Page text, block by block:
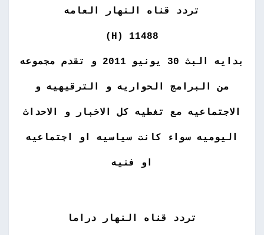
تردد قناه النهار العامه
11488 (H)
بدايه البث 30 يونيو 2011 و تقدم مجموعه
من البرامج الحواريه و الترقيهيه و
الاجتماعيه مع تغطيه كل الاخبار و الاحداث
اليوميه سواء كانت سياسيه او اجتماعيه
او فنيه
تردد قناه النهار دراما